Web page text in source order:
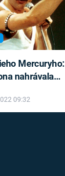
Mercuryho:
nahrávala
09:32